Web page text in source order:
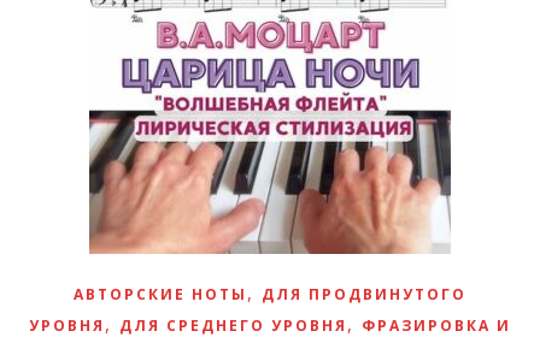
АВТОРСКИЕ НОТЫ , ДЛЯ ПРОДВИНУТОГО
УРОВНЯ , ДЛЯ СРЕДНЕГО УРОВНЯ , ФРАЗИРОВКА И